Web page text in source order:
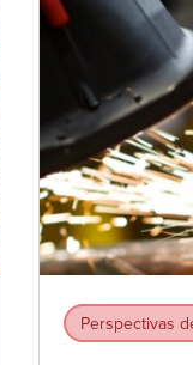
Perspectivas